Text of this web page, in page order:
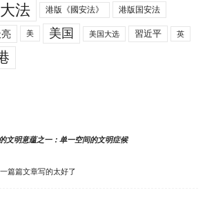
法 港版《國安法》 港版国安法
美 美国 美国大选 習近平 英
文明意蕴之一：单一空间的文明症候
篇篇文章写的太好了